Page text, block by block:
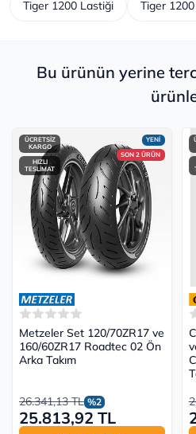
Tiger 1200 Lastiği Tiger 1200
Bu ürünün yerine
YENİ
SON 2 ÜRÜN
ÜCRETSİZ
KARGO
HIZLI
TESLİMAT
Metzeler Set 120/70ZR17 ve
160/60ZR17 Roadtec 02 Ön
Arka Takım
26.341,13 TL %2
25.813,92 TL